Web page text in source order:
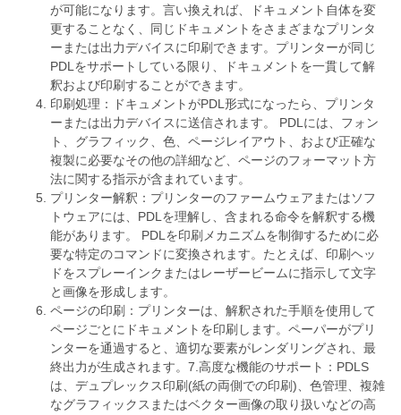
が可能になります。言い換えれば、ドキュメント自体を変
更することなく、同じドキュメントをさまざまなプリンタ
ーまたは出力デバイスに印刷できます。プリンターが同じ
PDLをサポートしている限り、ドキュメントを一貫して解
釈および印刷することができます。
印刷処理：ドキュメントがPDL形式になったら、プリンタ
ーまたは出力デバイスに送信されます。 PDLには、フォン
ト、グラフィック、色、ページレイアウト、および正確な
複製に必要なその他の詳細など、ページのフォーマット方
法に関する指示が含まれています。
プリンター解釈：プリンターのファームウェアまたはソフ
トウェアには、PDLを理解し、含まれる命令を解釈する機
能があります。 PDLを印刷メカニズムを制御するために必
要な特定のコマンドに変換されます。たとえば、印刷ヘッ
ドをスプレーインクまたはレーザービームに指示して文字
と画像を形成します。
ページの印刷：プリンターは、解釈された手順を使用して
ページごとにドキュメントを印刷します。ペーパーがプリ
ンターを通過すると、適切な要素がレンダリングされ、最
終出力が生成されます。7.高度な機能のサポート：PDLS
は、デュプレックス印刷(紙の両側での印刷)、色管理、複雑
なグラフィックスまたはベクター画像の取り扱いなどの高